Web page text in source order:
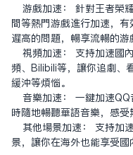
游戏加速： 针对王者荣
间等热门游戏进行加速，
迟高的问题，畅享流畅的游
视频加速： 支持加速国
频、Bilibili等，让你追剧、
缓冲等烦恼。
音乐加速： 一键加速
时随地畅听华语音乐，感受
其他场景加速： 支持加
景，让你在海外也能享受国